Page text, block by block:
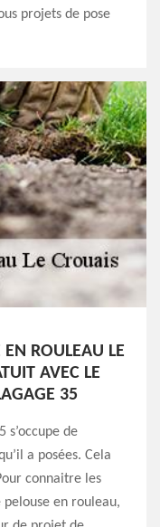
projets de pose
ROULEAU LE
AVEC LE
35
s’occupe de
a posées. Cela
connaitre les
en rouleau,